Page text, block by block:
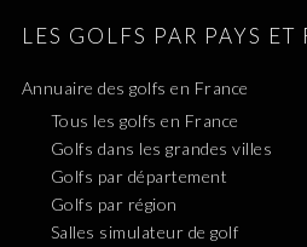
LES GOLFS PAR PAYS ET
Annuaire des golfs en France
Tous les golfs en France
Golfs dans les grandes villes
Golfs par département
Golfs par région
Salles simulateur de golf